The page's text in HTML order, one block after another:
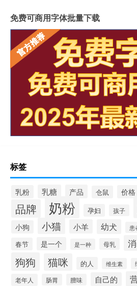
免费可商用字体批量下载
标签
乳粉 乳糖 产品 仓鼠 价格
品牌 奶粉 孕妇 孩子
小狗 小猫 小羊 幼犬 患
春节 是一个 是一种 母乳
狗狗 猫咪 的人 维生素
老年人 肠胃 膻味 自己的